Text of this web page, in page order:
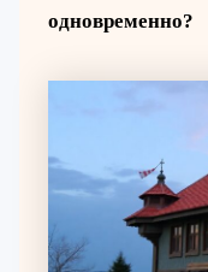
одновременно?